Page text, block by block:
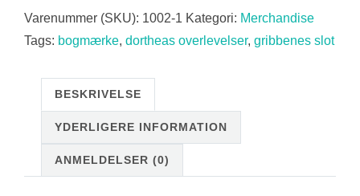
Varenummer (SKU): 1002-1 Kategori: Merchandise
Tags: bogmærke, dortheas overlevelser, gribbenes slot
BESKRIVELSE
YDERLIGERE INFORMATION
ANMELDELSER (0)